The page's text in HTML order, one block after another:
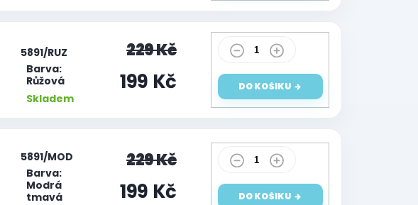
Barva:
Růžová
Skladem
5891/RUZ
229 Kč
199 Kč DO KOŠÍKU
Barva:
Modrá
tmavá
5891/MOD
229 Kč
199 Kč DO KOŠÍKU